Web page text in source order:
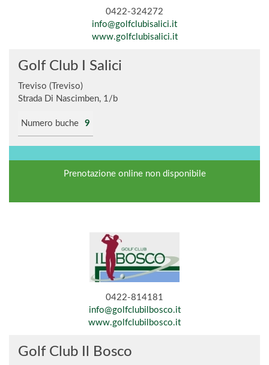
0422-324272
info@golfclubisalici.it
www.golfclubisalici.it
Golf Club I Salici
Treviso (Treviso)
Strada Di Nascimben, 1/b
Numero buche 9
Prenotazione online non disponibile
0422-814181
info@golfclubilbosco.it
www.golfclubilbosco.it
Golf Club Il Bosco